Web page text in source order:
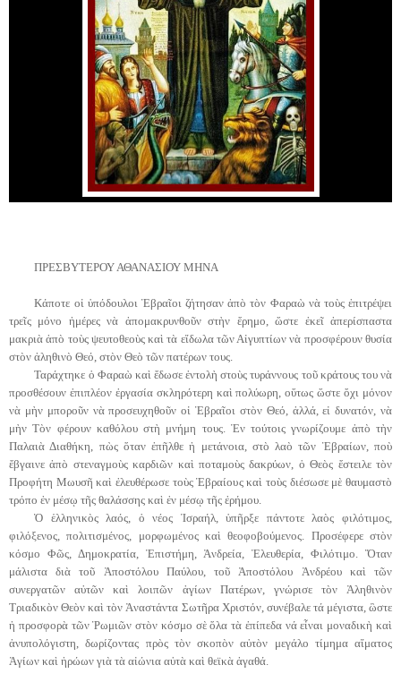
ΠΡΕΣΒΥΤΕΡΟΥ ΑΘΑΝΑΣΙΟΥ ΜΗΝΑ
Κάποτε οἱ ὑπόδουλοι Ἑβραῖοι ζήτησαν ἀπὸ τὸν Φαραὼ νὰ τοὺς ἐπιτρέψει
τρεῖς μόνο ἡμέρες νὰ ἀπομακρυνθοῦν στὴν ἔρημο, ὥστε ἐκεῖ ἀπερίσπαστα
μακριὰ ἀπὸ τοὺς ψευτοθεοὺς καὶ τὰ εἴδωλα τῶν Αἰγυπτίων νὰ προσφέρουν θυσία
στὸν ἀληθινὸ Θεό, στὸν Θεὸ τῶν πατέρων τους.
Ταράχτηκε ὁ Φαραὼ καὶ ἔδωσε ἐντολὴ στοὺς τυράννους τοῦ κράτους του νὰ
προσθέσουν ἐπιπλέον ἐργασία σκληρότερη καὶ πολύωρη, οὕτως ὥστε ὄχι μόνον
νὰ μὴν μποροῦν νὰ προσευχηθοῦν οἱ Ἑβραῖοι στὸν Θεό, ἀλλά, εἰ δυνατόν, νὰ
μὴν Τὸν φέρουν καθόλου στὴ μνήμη τους. Ἐν τούτοις γνωρίζουμε ἀπὸ τὴν
Παλαιὰ Διαθήκη, πὼς ὅταν ἐπῆλθε ἡ μετάνοια, στὸ λαὸ τῶν Ἑβραίων, ποὺ
ἔβγαινε ἀπὸ στεναγμοὺς καρδιῶν καὶ ποταμοὺς δακρύων, ὁ Θεὸς ἔστειλε τὸν
Προφήτη Μωυσῆ καὶ ἐλευθέρωσε τοὺς Ἑβραίους καὶ τοὺς διέσωσε μὲ θαυμαστὸ
τρόπο ἐν μέσῳ τῆς θαλάσσης καὶ ἐν μέσῳ τῆς ἐρήμου.
Ὁ ἑλληνικὸς λαός, ὁ νέος Ἰσραήλ, ὑπῆρξε πάντοτε λαὸς φιλότιμος,
φιλόξενος, πολιτισμένος, μορφωμένος καὶ θεοφοβούμενος. Προσέφερε στὸν
κόσμο Φῶς, Δημοκρατία, Ἐπιστήμη, Ἀνδρεία, Ἐλευθερία, Φιλότιμο. Ὅταν
μάλιστα διὰ τοῦ Ἀποστόλου Παύλου, τοῦ Ἀποστόλου Ἀνδρέου καὶ τῶν
συνεργατῶν αὐτῶν καὶ λοιπῶν ἁγίων Πατέρων, γνώρισε τὸν Ἀληθινὸν
Τριαδικὸν Θεὸν καὶ τὸν Ἀναστάντα Σωτῆρα Χριστόν, συνέβαλε τά μέγιστα, ὣστε
ἡ προσφορὰ τῶν Ῥωμιῶν στὸν κόσμο σὲ ὅλα τὰ ἐπίπεδα νά εἶναι μοναδικὴ καὶ
ἀνυπολόγιστη, δωρίζοντας πρὸς τὸν σκοπὸν αὐτὸν μεγάλο τίμημα αἵματος
Ἁγίων καὶ ἡρώων γιὰ τὰ αἰώνια αὐτὰ καὶ θεϊκὰ ἀγαθά.